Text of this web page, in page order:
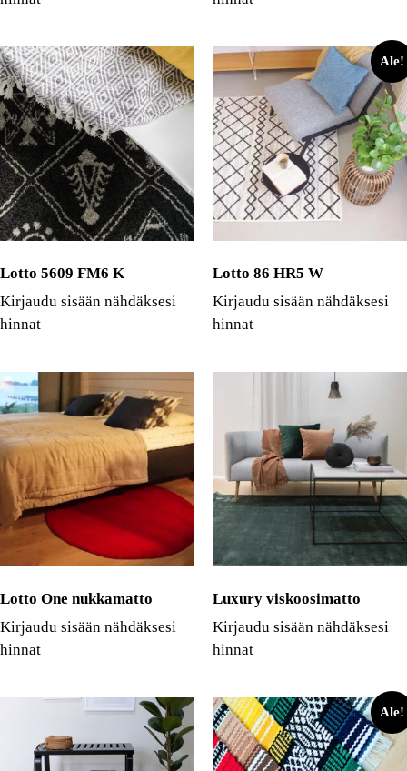
Lotto 5609 FM6 K
Kirjaudu sisään nähdäksesi
hinnat
Ale!
Lotto 86 HR5 W
Kirjaudu sisään nähdäksesi
hinnat
Lotto One nukkamatto
Kirjaudu sisään nähdäksesi
hinnat
Luxury viskoosimatto
Kirjaudu sisään nähdäksesi
hinnat
Ale!